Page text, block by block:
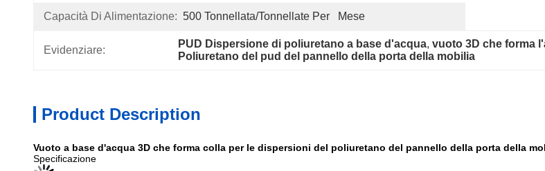
Capacità Di Alimentazione: 500 Tonnellata/tonnellate Per   Mese
Evidenziare:
PUD Dispersione di poliuretano a base d'acqua, vuoto 3D che forma
Poliuretano del pud del pannello della porta della mobilia
Product Description
Vuoto a base d'acqua 3D che forma colla per le dispersioni del poliuretano del pannello della porta della
Specificazione